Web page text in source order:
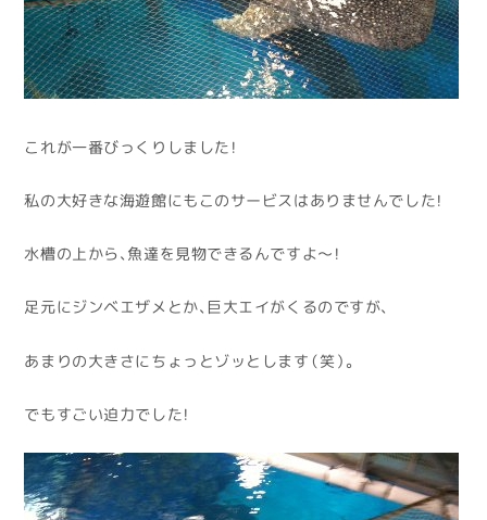
これが一番びっくりしました！
私の大好きな海遊館にもこのサービスはありませんでした！
水槽の上から、魚達を見物できるんですよ～！
足元にジンベエザメとか、巨大エイがくるのですが、
あまりの大きさにちょっとゾッとします（笑）。
でもすごい迫力でした！